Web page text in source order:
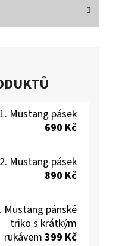
Mustang pásek
690 Kč
Mustang pásek
890 Kč
Mustang pánské
triko s krátkým
rukávem 399 Kč